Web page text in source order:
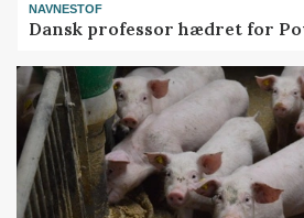
NAVNESTOF
Dansk professor hædret for